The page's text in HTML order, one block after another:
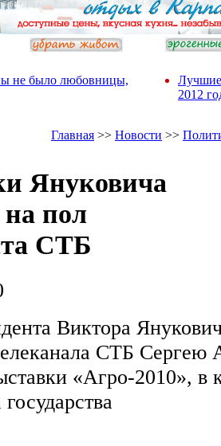
не было любовницы,
Лучшие
2012
Главная >> Новости >>
Януковича
пол
СТБ
Виктора
СТБ Сергею
«Агро-2010», в